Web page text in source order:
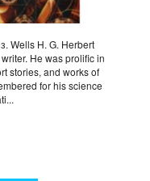
Wells H. G. Herbert
He was prolific in
stories, and works of
for his science